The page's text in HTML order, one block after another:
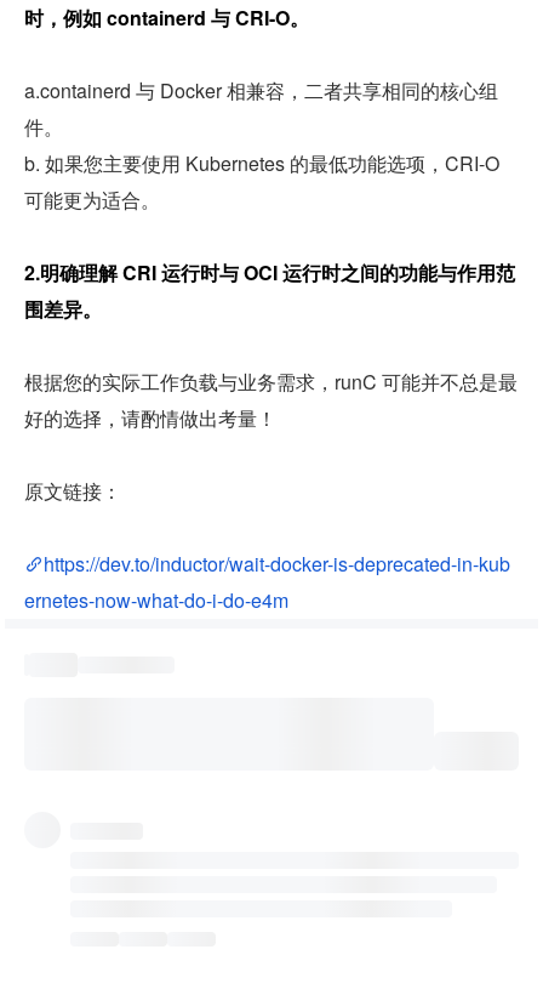
时，例如 containerd 与 CRI-O。
a.containerd 与 Docker 相兼容，二者共享相同的核心组
件。
b. 如果您主要使用 Kubernetes 的最低功能选项，CRI-O
可能更为适合。
2.明确理解 CRI 运行时与 OCI 运行时之间的功能与作用范
围差异。
根据您的实际工作负载与业务需求，runC 可能并不总是最
好的选择，请酌情做出考量！
原文链接：
https://dev.to/inductor/wait-docker-is-deprecated-in-kub
ernetes-now-what-do-i-do-e4m